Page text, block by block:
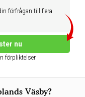
förfrågan till flera
nu
förpliktelser
Väsby?